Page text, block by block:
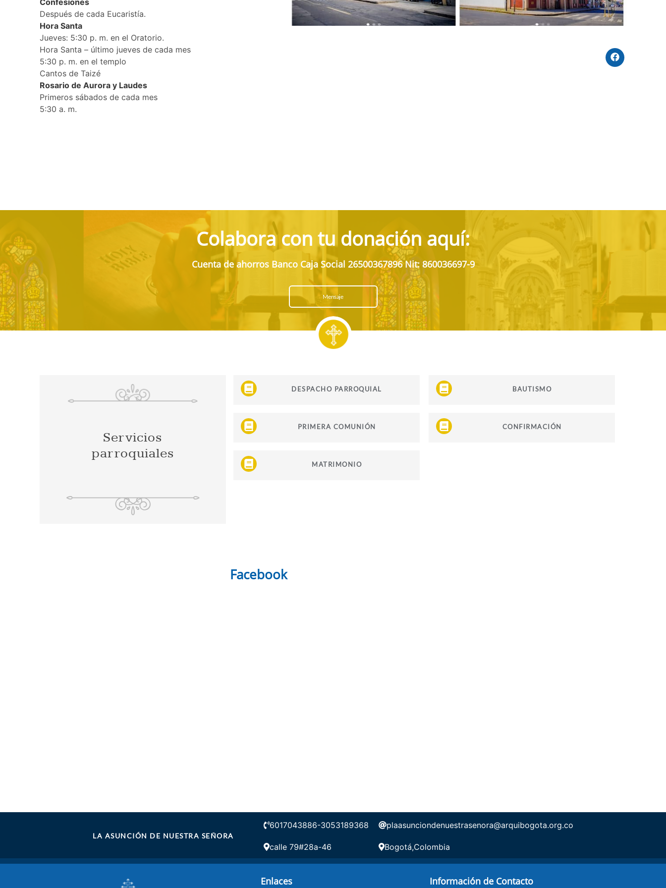
Confesiones
Después de cada Eucaristía.
Hora Santa
Jueves: 5:30 p. m. en el Oratorio.
Hora Santa – último jueves de cada mes
5:30 p. m. en el templo
Cantos de Taizé
Rosario de Aurora y Laudes
Primeros sábados de cada mes
5:30 a. m.
Colabora con tu donación aquí:
Cuenta de ahorros Banco Caja Social 26500367896 Nit: 860036697-9
Mensaje
Servicios
parroquiales
DESPACHO PARROQUIAL BAUTISMO
PRIMERA COMUNIÓN CONFIRMACIÓN
MATRIMONIO
Facebook
LA ASUNCIÓN DE NUESTRA SEÑORA
6017043886-3053189368 plaasunciondenuestrasenora@arquibogota.org.co
calle 79#28a-46 Bogotá,Colombia
Enlaces Información de Contacto